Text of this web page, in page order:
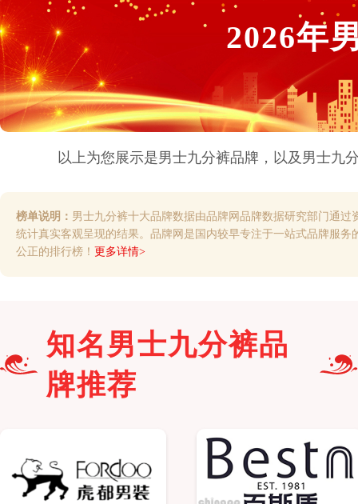
2026年
以上为您展示是男士九分裤品牌，以及 男士九
榜单说明： 男士九分裤十大品牌数据由品牌网品牌数据研究部门通
统计真实客观呈现的结果。品牌网是国内较早专注于一站式品牌服
公正的排行榜！ 更多详情>
知名男士九分裤品
牌推荐